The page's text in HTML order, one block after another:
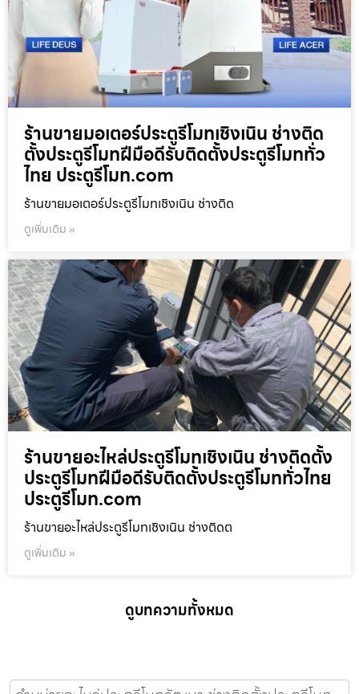
ร้านขายมอเตอร์ประตูรีโมทเชิงเนิน ช่างติด
ตั้งประตูรีโมทฝีมือดีรับติดตั้งประตูรีโมททั่ว
ไทย ประตูรีโมท.com
ร้านขายมอเตอร์ประตูรีโมทเชิงเนิน ช่างติด
ดูเพิ่มเติม »
ร้านขายอะไหล่ประตูรีโมทเชิงเนิน ช่างติดตั้ง
ประตูรีโมทฝีมือดีรับติดตั้งประตูรีโมททั่วไทย
ประตูรีโมท.com
ร้านขายอะไหล่ประตูรีโมทเชิงเนิน ช่างติดต
ดูเพิ่มเติม »
ดูบทความทั้งหมด